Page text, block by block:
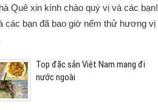
Quê xin kính chào quý vị và các bạn!
các bạn đã bao giờ nếm thử hương vị
Top đặc sản Việt Nam mang đi
nước ngoài